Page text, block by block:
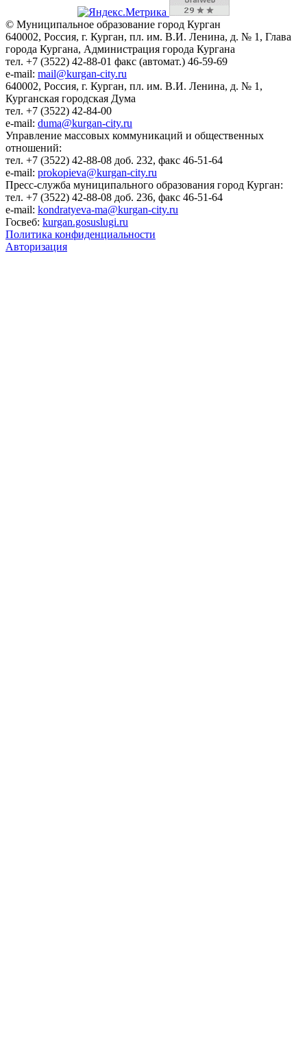
© Муниципальное образование город Курган
640002, Россия, г. Курган, пл. им. В.И. Ленина, д. № 1, Глава
города Кургана, Администрация города Кургана
тел. +7 (3522) 42-88-01 факс (автомат.) 46-59-69
e-mail: mail@kurgan-city.ru
640002, Россия, г. Курган, пл. им. В.И. Ленина, д. № 1,
Курганская городская Дума
тел. +7 (3522) 42-84-00
e-mail: duma@kurgan-city.ru
Управление массовых коммуникаций и общественных
отношений:
тел. +7 (3522) 42-88-08 доб. 232, факс 46-51-64
e-mail: prokopieva@kurgan-city.ru
Пресс-служба муниципального образования город Курган:
тел. +7 (3522) 42-88-08 доб. 236, факс 46-51-64
e-mail: kondratyeva-ma@kurgan-city.ru
Госвеб: kurgan.gosuslugi.ru
Политика конфиденциальности
Авторизация